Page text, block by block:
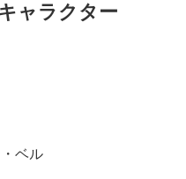
ャラクター
ベル